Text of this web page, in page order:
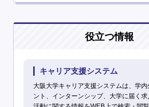
役立つ情報
キャリア支援システム
大阪大学キャリア支援システムは、学
ント、インターンシップ、大学に届く